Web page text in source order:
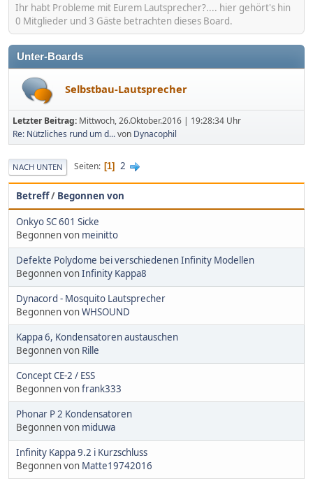
Ihr habt Probleme mit Eurem Lautsprecher?.... hier gehört's hin
0 Mitglieder und 3 Gäste betrachten dieses Board.
Unter-Boards
Selbstbau-Lautsprecher
Letzter Beitrag: Mittwoch, 26.Oktober.2016 | 19:28:34 Uhr
Re: Nützliches rund um d...von Dynacophil
NACH UNTEN Seiten 1 2
Betreff/ Begonnen von
Onkyo SC 601 Sicke
Begonnen von meinitto
Defekte Polydome bei verschiedenen Infinity Modellen
Begonnen vonInfinity Kappa8
Dynacord - Mosquito Lautsprecher
Begonnen vonWHSOUND
Kappa 6, Kondensatoren austauschen
Begonnen von Rille
Concept CE-2 / ESS
Begonnen vonfrank333
Phonar P 2 Kondensatoren
Begonnen von miduwa
Infinity Kappa 9.2 i Kurzschluss
Begonnen von Matte19742016